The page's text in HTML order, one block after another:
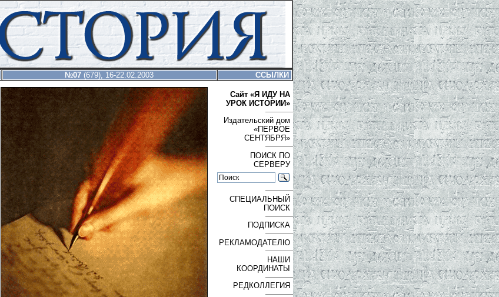
№07 (679), 16-22.02.2003 ССЫЛКИ
Сайт «Я ИДУ НА
УРОК ИСТОРИИ»
Издательский дом
«ПЕРВОЕ
СЕНТЯБРЯ»
ПОИСК ПО
СЕРВЕРУ
СПЕЦИАЛЬНЫЙ
ПОИСК
ПОДПИСКА
РЕКЛАМОДАТЕЛЮ
НАШИ
КООРДИНАТЫ
РЕДКОЛЛЕГИЯ